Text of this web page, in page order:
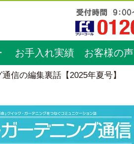
お手入れ実績 お客様の声
信の編集裏話【2025年夏号】